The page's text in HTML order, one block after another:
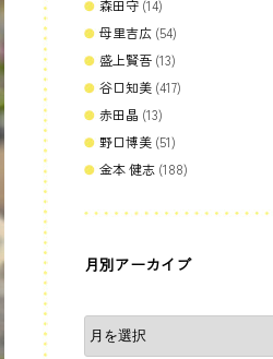
森田守 (14)
母里吉広 (54)
盛上賢吾 (13)
谷口知美 (417)
赤田晶 (13)
野口博美 (51)
金本 健志 (188)
月別アーカイブ